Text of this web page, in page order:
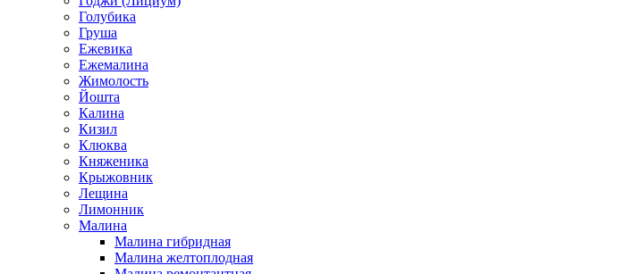
Голубика
Груша
Ежевика
Ежемалина
Жимолость
Йошта
Калина
Кизил
Клюква
Княженика
Крыжовник
Лещина
Лимонник
Малина
Малина гибридная
Малина желтоплодная